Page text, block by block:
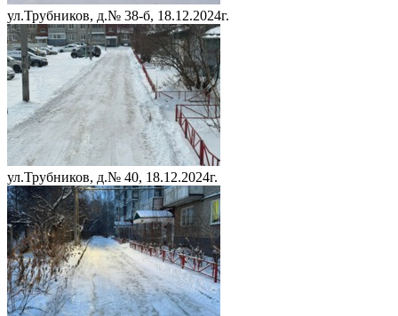
ул.Трубников, д.№ 38-б, 18.12.2024г.
ул.Трубников, д.№ 40, 18.12.2024г.